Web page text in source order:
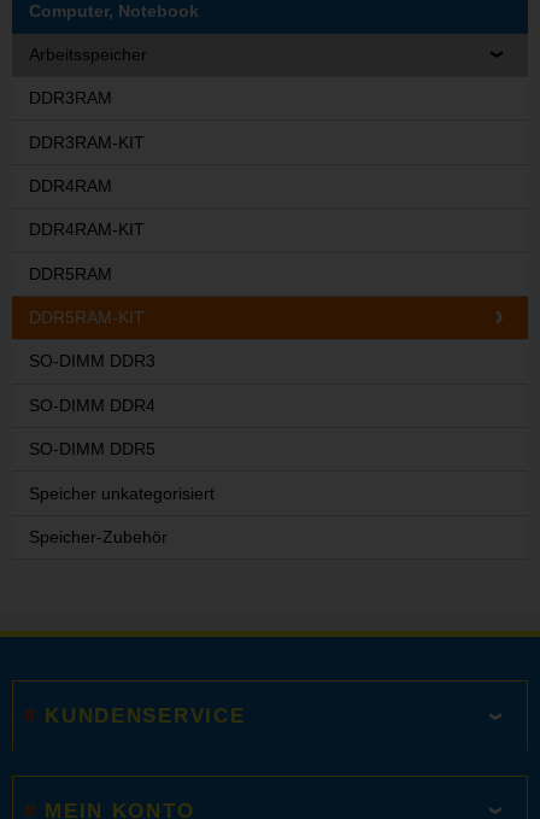
Computer, Notebook
Arbeitsspeicher
DDR3RAM
DDR3RAM-KIT
DDR4RAM
DDR4RAM-KIT
DDR5RAM
DDR5RAM-KIT
SO-DIMM DDR3
SO-DIMM DDR4
SO-DIMM DDR5
Speicher unkategorisiert
Speicher-Zubehör
KUNDENSERVICE
MEIN KONTO